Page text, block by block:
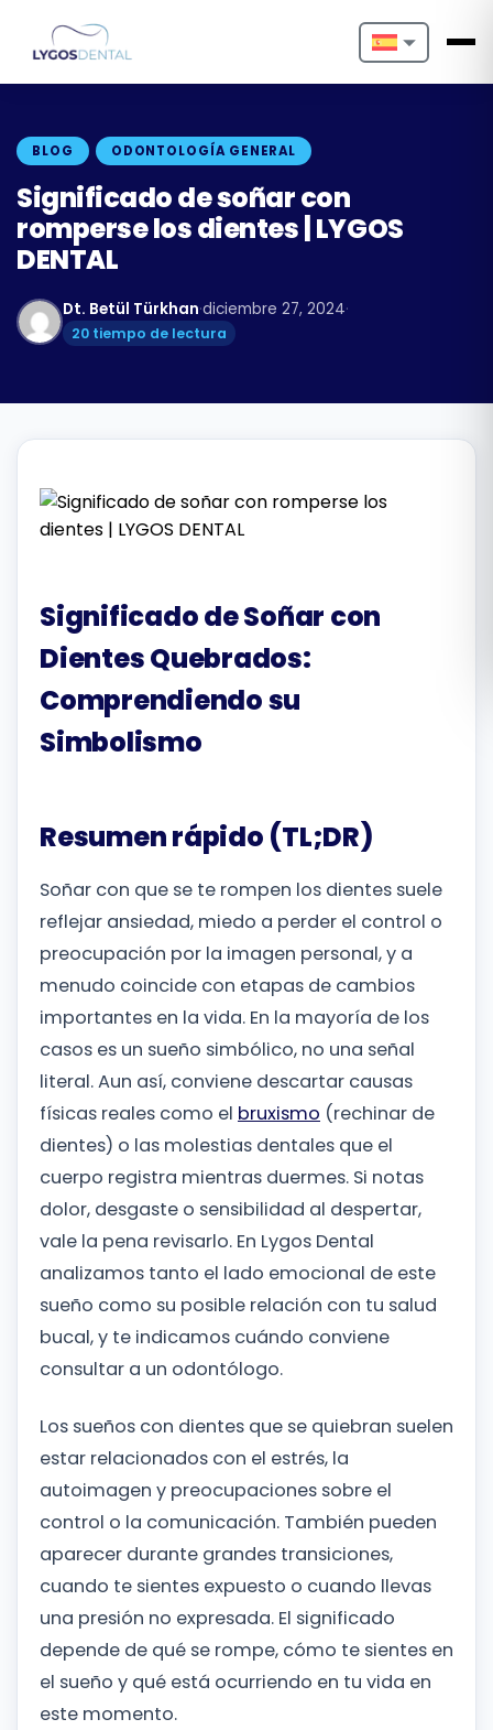
Nederlands
Deutsch
Italiano
Български
BLOG ODONTOLOGÍA GENERAL
Significado de soñar con
romperse los dientes | LYGOS
DENTAL
Dt. Betül Türkhan·diciembre 27, 2024·
20 tiempo de lectura
Significado de Soñar con
Dientes Quebrados:
Comprendiendo su
Simbolismo
Resumen rápido (TL;DR)
Soñar con que se te rompen los dientes suele
reflejar ansiedad, miedo a perder el control o
preocupación por la imagen personal, y a
menudo coincide con etapas de cambios
importantes en la vida. En la mayoría de los
casos es un sueño simbólico, no una señal
literal. Aun así, conviene descartar causas
físicas reales como el bruxismo (rechinar de
dientes) o las molestias dentales que el
cuerpo registra mientras duermes. Si notas
dolor, desgaste o sensibilidad al despertar,
vale la pena revisarlo. En Lygos Dental
analizamos tanto el lado emocional de este
sueño como su posible relación con tu salud
bucal, y te indicamos cuándo conviene
consultar a un odontólogo.
Los sueños con dientes que se quiebran suelen
estar relacionados con el estrés, la
autoimagen y preocupaciones sobre el
control o la comunicación. También pueden
aparecer durante grandes transiciones,
cuando te sientes expuesto o cuando llevas
una presión no expresada. El significado
depende de qué se rompe, cómo te sientes en
el sueño y qué está ocurriendo en tu vida en
este momento.